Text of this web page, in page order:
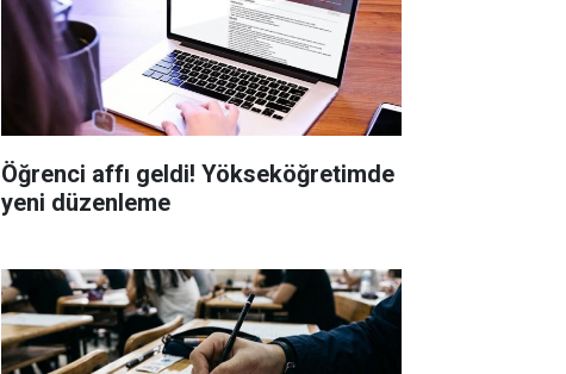
Öğrenci affı geldi! Yökseköğretimde
yeni düzenleme